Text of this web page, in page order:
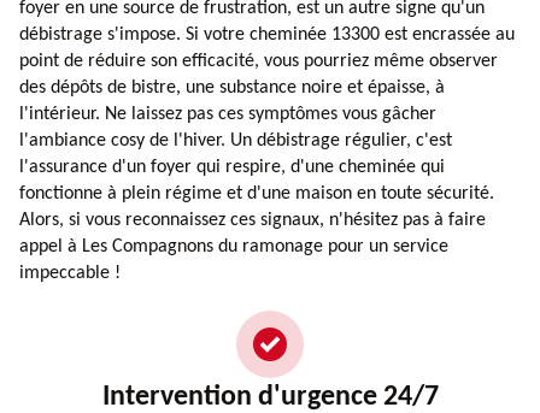
foyer en une source de frustration, est un autre signe qu'un
débistrage s'impose. Si votre cheminée 13300 est encrassée au
point de réduire son efficacité, vous pourriez même observer
des dépôts de bistre, une substance noire et épaisse, à
l'intérieur. Ne laissez pas ces symptômes vous gâcher
l'ambiance cosy de l'hiver. Un débistrage régulier, c'est
l'assurance d'un foyer qui respire, d'une cheminée qui
fonctionne à plein régime et d'une maison en toute sécurité.
Alors, si vous reconnaissez ces signaux, n'hésitez pas à faire
appel à Les Compagnons du ramonage pour un service
impeccable !
Intervention d'urgence 24/7